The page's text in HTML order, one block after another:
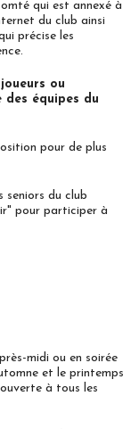
qui est annexé à
du club ainsi
précise les
ou
des équipes du
pour de plus
seniors du club
pour participer à
midi ou en soirée
et le printemps
à tous les